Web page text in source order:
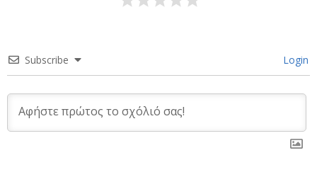
Subscribe Login